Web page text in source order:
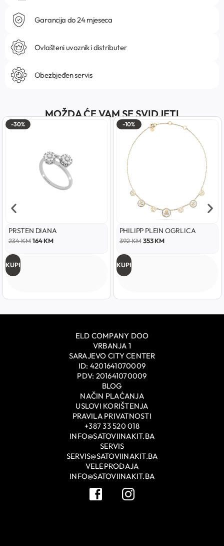
Garancija do 24 mjeseca
Ovlašteni uvoznik i distributer
Obezbjeđen servis
MOŽDA ĆE VAM SE SVIDJETI
-30%
PRSTEN DIANA
234KM164KM
KUPI
-10%
PHILIPP PLEIN OGRLICA
392KM 353KM
KUPI
ELD COMPANY DOO
VRBANJA 1
SARAJEVO CITY CENTER
ID: 4201641070009
PDV: 201641070009
BLOG
NAČIN PLAĆANJA
USLOVI KORIŠTENJA
PRAVILA PRIVATNOSTI
+387 33 520 018
INFO@SATOVIINAKIT.BA
SERVIS
SERVIS@SATOVIINAKIT.BA
VELEPRODAJA
INFO@SATOVIINAKIT.BA